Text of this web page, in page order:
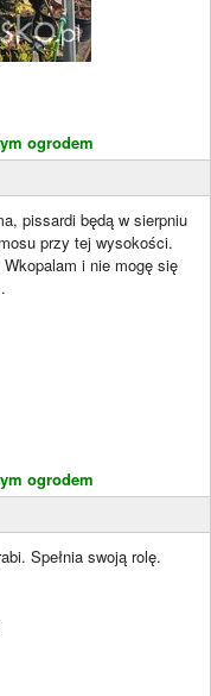
ogrodem
pissardi będą w sierpniu
przy tej wysokości.
i nie mogę się
ogrodem
Spełnia swoją rolę.